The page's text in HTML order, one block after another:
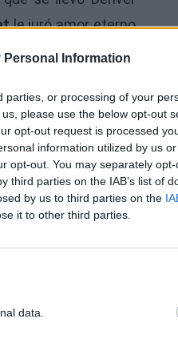
Personal Information
parties, or processing of your
please use the below opt-out
opt-out request is processed
information utilized by us
opt-out. You may separately
third parties on the IAB’s list of
by us to third parties on the
it to other third parties.
data.
le juró amor eterno
su carrera
se ha cerrado el